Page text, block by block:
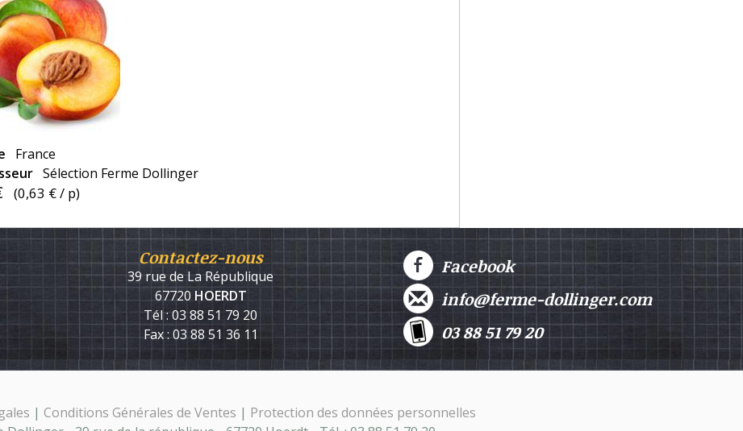
France
Sélection Ferme Dollinger
(0,63 €/ p)
Contactez-nous
39 rue de La République
67720 HOERDT
Tél : 03 88 51 79 20
Fax : 03 88 51 36 11
Facebook
info@ferme-dollinger.com
03 88 51 79 20
| Conditions Générales de Ventes | Protection des données personnelles